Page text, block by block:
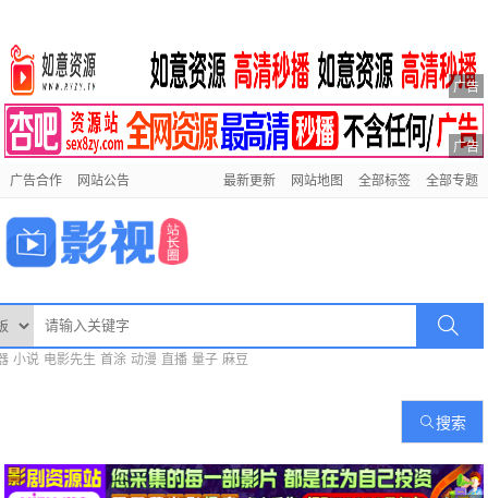
广告
广告
广告合作 网站公告 最新更新 网站地图 全部标签 全部专题
小说 电影先生 首涂 动漫 直播 量子 麻豆
搜索